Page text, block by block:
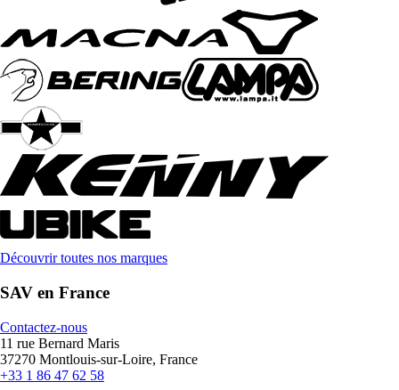
Découvrir toutes nos marques
SAV en France
Contactez-nous
11 rue Bernard Maris
37270 Montlouis-sur-Loire, France
+33 1 86 47 62 58